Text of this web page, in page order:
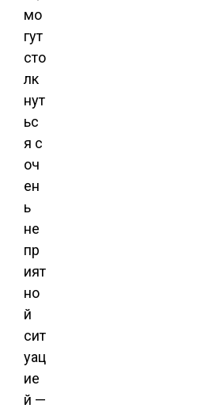
мо
гут
сто
лк
нут
ьс
я с
оч
ен
ь
не
пр
ият
но
й
сит
уац
ие
й —